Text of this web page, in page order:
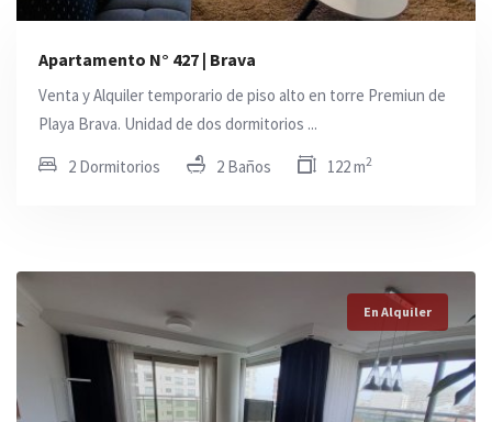
Apartamento N° 427 | Brava
Venta y Alquiler temporario de piso alto en torre Premiun de
Playa Brava. Unidad de dos dormitorios ...
2 Dormitorios 2 Baños 122 m2
En Alquiler